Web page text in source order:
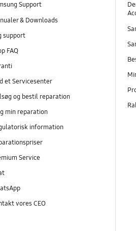
Support
& Downloads
support
FAQ
et Servicesenter
og bestil reparation
min reparation
information
Service
vores CEO